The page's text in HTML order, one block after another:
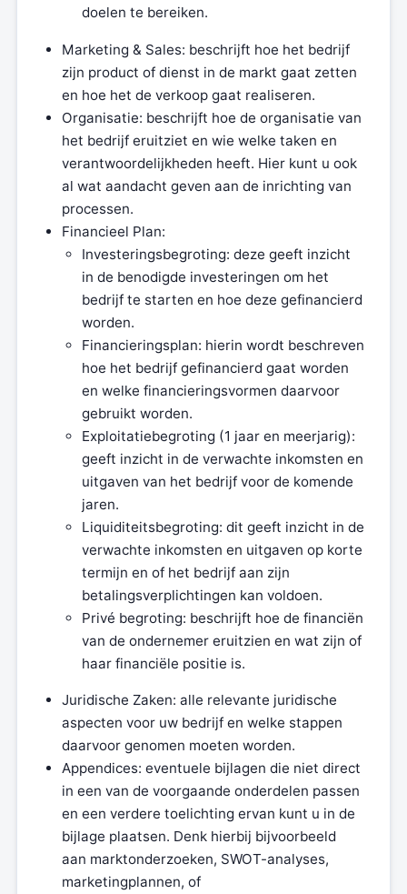
doelen te bereiken.
Marketing & Sales: beschrijft hoe het bedrijf
zijn product of dienst in de markt gaat zetten
en hoe het de verkoop gaat realiseren.
Organisatie: beschrijft hoe de organisatie van
het bedrijf eruitziet en wie welke taken en
verantwoordelijkheden heeft. Hier kunt u ook
al wat aandacht geven aan de inrichting van
processen.
Financieel Plan:
Investeringsbegroting: deze geeft inzicht
in de benodigde investeringen om het
bedrijf te starten en hoe deze gefinancierd
worden.
Financieringsplan: hierin wordt beschreven
hoe het bedrijf gefinancierd gaat worden
en welke financieringsvormen daarvoor
gebruikt worden.
Exploitatiebegroting (1 jaar en meerjarig):
geeft inzicht in de verwachte inkomsten en
uitgaven van het bedrijf voor de komende
jaren.
Liquiditeitsbegroting: dit geeft inzicht in de
verwachte inkomsten en uitgaven op korte
termijn en of het bedrijf aan zijn
betalingsverplichtingen kan voldoen.
Privé begroting: beschrijft hoe de financiën
van de ondernemer eruitzien en wat zijn of
haar financiële positie is.
Juridische Zaken: alle relevante juridische
aspecten voor uw bedrijf en welke stappen
daarvoor genomen moeten worden.
Appendices: eventuele bijlagen die niet direct
in een van de voorgaande onderdelen passen
en een verdere toelichting ervan kunt u in de
bijlage plaatsen. Denk hierbij bijvoorbeeld
aan marktonderzoeken, SWOT-analyses,
marketingplannen, of